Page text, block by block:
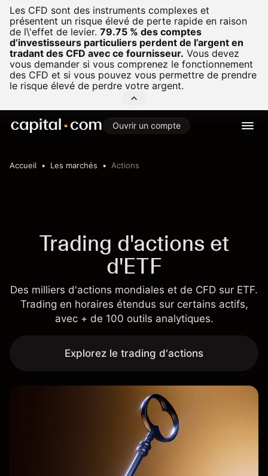
Les CFD sont des instruments complexes et
présentent un risque élevé de perte rapide en raison
de l\'effet de levier. 79.75 % des comptes
d’investisseurs particuliers perdent de l’argent en
tradant des CFD avec ce fournisseur. Vous devez
vous demander si vous comprenez le fonctionnement
des CFD et si vous pouvez vous permettre de prendre
le risque élevé de perdre votre argent.
Ouvrir un compte
Accueil Les marchés Actions
Trading d'actions et
d'ETF
Des milliers d'actions mondiales et de CFD sur ETF.
Trading en horaires étendus sur certains actifs,
avec + de 100 outils analytiques.
Explorez le trading d'actions